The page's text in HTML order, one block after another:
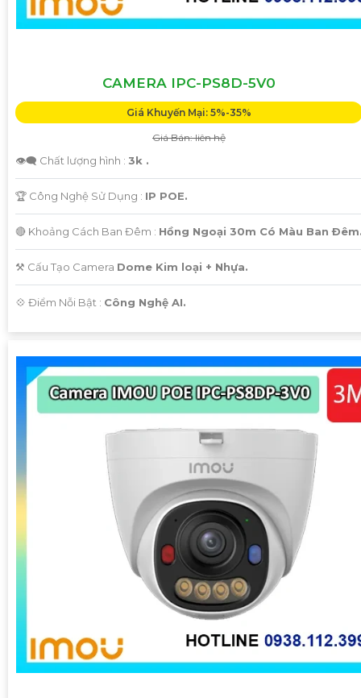
CAMERA IPC-PS8D-5V0
Giá Khuyến Mại: 5%-35%
Giá Bán: liên hệ
👁️‍🗨 Chất lượng hình : 3k .
🏆 Công Nghệ Sử Dụng : IP POE.
🔴 Khoảng Cách Ban Đêm : Hồng Ngoại 30m Có Màu Ban
⚒ Cấu Tạo Camera Dome Kim loại + Nhựa.
️💠 Điểm Nỗi Bật : Công Nghệ AI.